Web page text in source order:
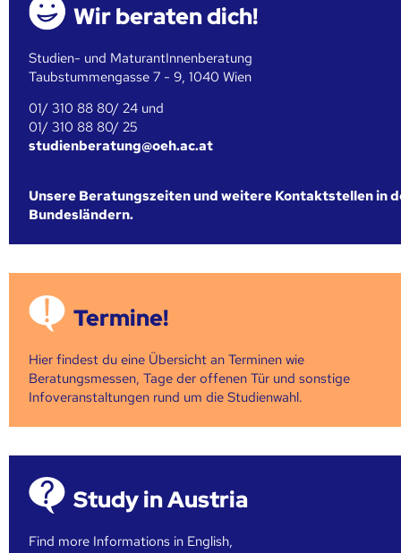
Wir beraten dich!
Studien- und MaturantInnenberatung
Taubstummengasse 7 - 9, 1040 Wien
01/ 310 88 80/ 24 und
01/ 310 88 80/ 25
studienberatung@oeh.ac.at
Unsere Beratungszeiten und weitere Kontaktstellen in
Bundesländern.
Termine!
Hier findest du eine Übersicht an Terminen wie
Beratungsmessen, Tage der offenen Tür und sonstige
Infoveranstaltungen rund um die Studienwahl.
Study in Austria
Find more Informations in English,